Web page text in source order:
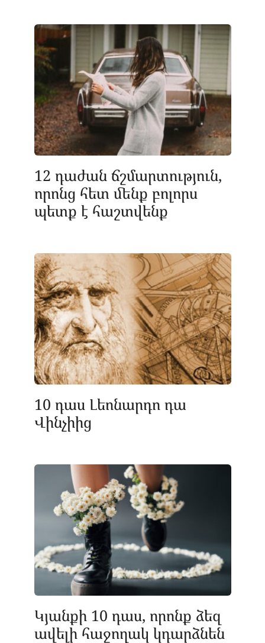
12 դաժան ճշմարտություն,
որոնց հետ մենք բոլորս
պետք է հաշտվենք
10 դաս Լեոնարդո դա
Վինչիից
Կյանքի 10 դաս, որոնք ձեզ
ավելի հաջողակ կդարձնեն